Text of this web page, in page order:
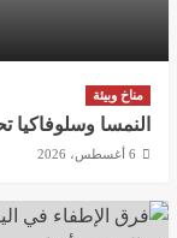
مناخ وبيئة
النمسا
6 أغسطس، 2026